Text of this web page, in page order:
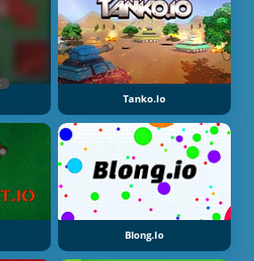
Tanko.io
Blong.io